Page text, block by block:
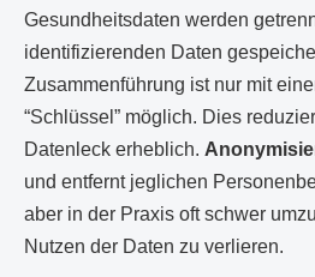
Gesundheitsdaten werden
identifizierenden Daten
Zusammenführung ist nur mit
“Schlüssel” möglich. Dies
Datenleck erheblich.
und entfernt jeglichen
aber in der Praxis oft schwer
Nutzen der Daten zu verlieren.